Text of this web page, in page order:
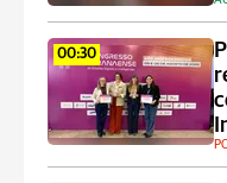
00:30